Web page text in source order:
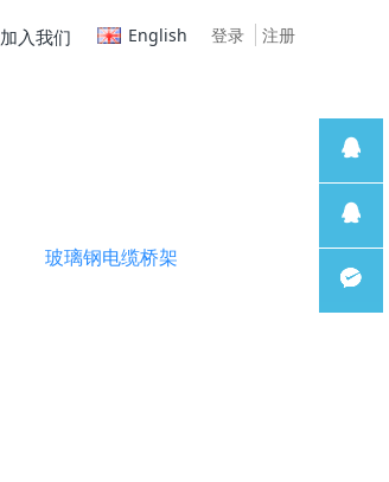
登录 注册
加入我们 English
玻璃钢电缆桥架
售前客
服
售后支